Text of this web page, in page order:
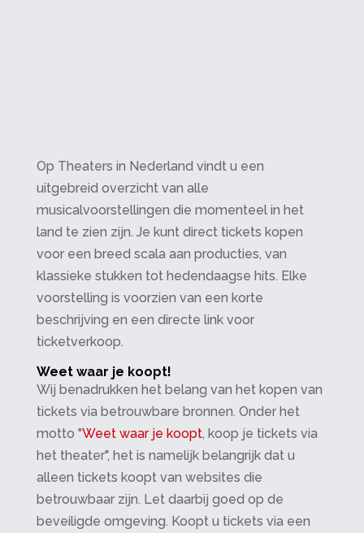
Op Theaters in Nederland vindt u een
uitgebreid overzicht van alle
musicalvoorstellingen die momenteel in het
land te zien zijn. Je kunt direct tickets kopen
voor een breed scala aan producties, van
klassieke stukken tot hedendaagse hits. Elke
voorstelling is voorzien van een korte
beschrijving en een directe link voor
ticketverkoop.
Weet waar je koopt!
Wij benadrukken het belang van het kopen van
tickets via betrouwbare bronnen. Onder het
motto "Weet waar je koopt, koop je tickets via
het theater", het is namelijk belangrijk dat u
alleen tickets koopt van websites die
betrouwbaar zijn. Let daarbij goed op de
beveiligde omgeving. Koopt u tickets via een